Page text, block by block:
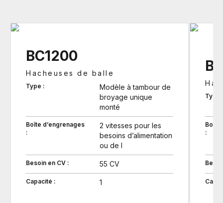
BC1200
Hacheuses de balle
Type :
Modèle à tambour de
broyage unique
monté
Boîte d’engrenages
:
2 vitesses pour les
besoins d’alimentation
ou de l
Besoin en CV : 55 CV
Capacité : 1
Type
Boîte
: